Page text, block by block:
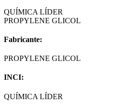
QUÍMICA LÍDER
PROPYLENE GLICOL
Fabricante:
PROPYLENE GLICOL
INCI:
QUÍMICA LÍDER